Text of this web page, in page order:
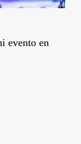
evento en